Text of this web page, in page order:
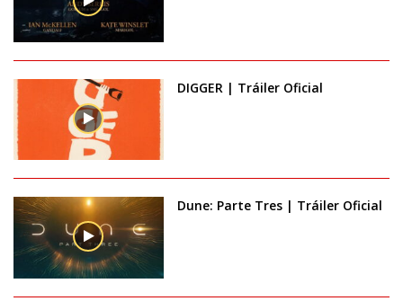
DIGGER | Tráiler Oficial
Dune: Parte Tres | Tráiler Oficial